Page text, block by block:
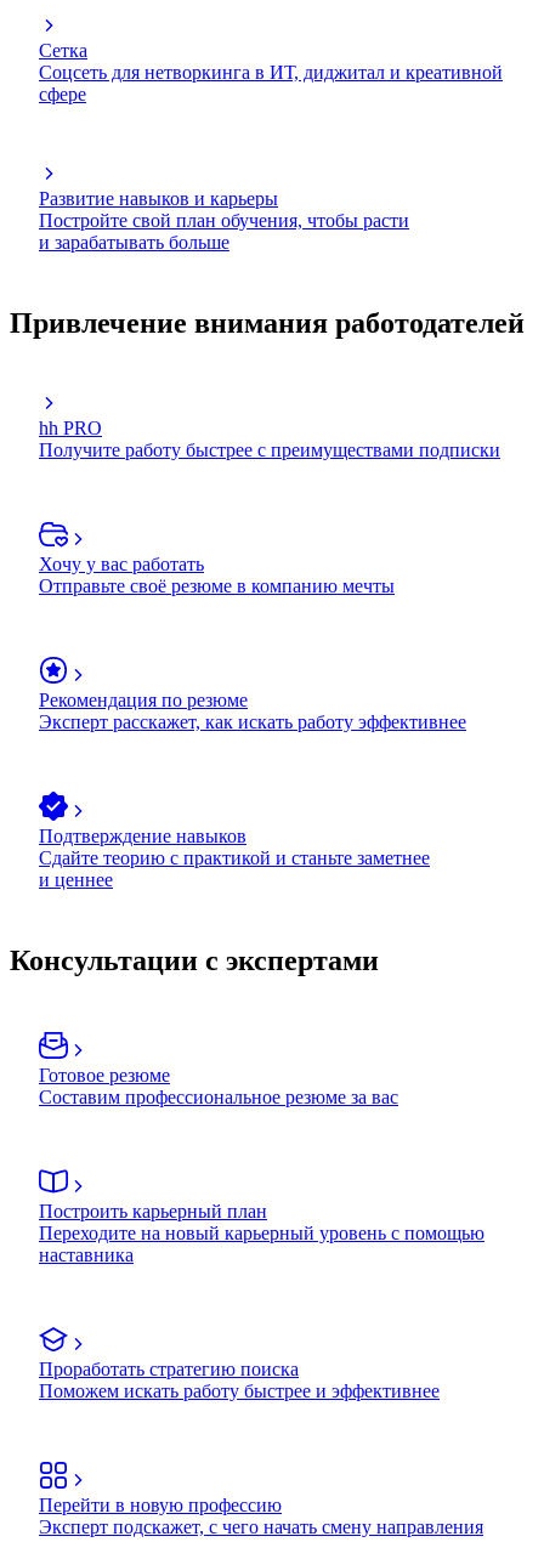
Сетка
Соцсеть для нетворкинга в ИТ, диджитал и креативной
сфере
Развитие навыков и карьеры
Постройте свой план обучения, чтобы расти
и зарабатывать больше
Привлечение внимания работодателей
hh PRO
Получите работу быстрее с преимуществами подписки
Хочу у вас работать
Отправьте своё резюме в компанию мечты
Рекомендация по резюме
Эксперт расскажет, как искать работу эффективнее
Подтверждение навыков
Сдайте теорию с практикой и станьте заметнее
и ценнее
Консультации с экспертами
Готовое резюме
Составим профессиональное резюме за вас
Построить карьерный план
Переходите на новый карьерный уровень с помощью
наставника
Проработать стратегию поиска
Поможем искать работу быстрее и эффективнее
Перейти в новую профессию
Эксперт подскажет, с чего начать смену направления